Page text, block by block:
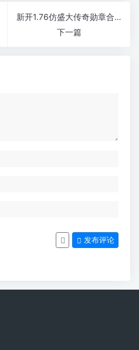
新开1.76仿盛大传奇勋章合成属于什么类型
下一篇
发布评论